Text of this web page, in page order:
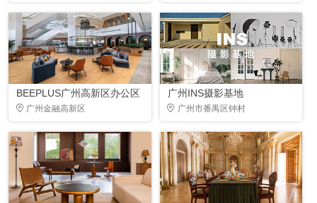
BEEPLUS广州高新区办公区
广州金融高新区
广州INS摄影基地
广州市番禺区钟村